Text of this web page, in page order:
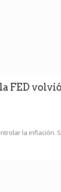
FED
la inflación.